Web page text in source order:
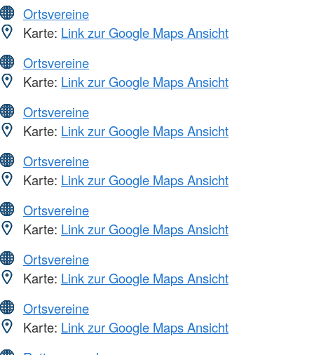
Ortsvereine
Karte: Link zur Google Maps Ansicht
Ortsvereine
Karte: Link zur Google Maps Ansicht
Ortsvereine
Karte: Link zur Google Maps Ansicht
Ortsvereine
Karte: Link zur Google Maps Ansicht
Ortsvereine
Karte: Link zur Google Maps Ansicht
Ortsvereine
Karte: Link zur Google Maps Ansicht
Ortsvereine
Karte: Link zur Google Maps Ansicht